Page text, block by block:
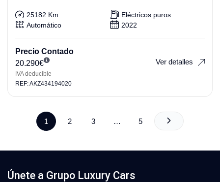
25182 Km
Eléctricos puros
Automático
2022
Precio Contado
20.290€
IVA deducible
Ver detalles
REF: AKZ434194020
1 2 3 … 5
Únete a Grupo Luxury Cars